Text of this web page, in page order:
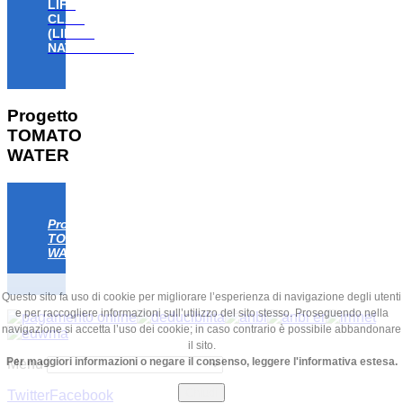
LIFE
CLAW
(LIFE18
NAT/IT/000806)
Progetto
TOMATO
WATER
Progetto
TOMATO
WATER
Menu
TwitterFacebook
Questo sito fa uso di cookie per migliorare l’esperienza di navigazione degli utenti
e per raccogliere informazioni sull’utilizzo del sito stesso. Proseguendo nella
navigazione si accetta l’uso dei cookie; in caso contrario è possibile abbandonare
il sito.
Per maggiori informazioni o negare il consenso, leggere l'informativa estesa.